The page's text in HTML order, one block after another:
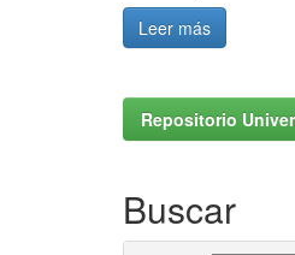
Leer más
Repositorio
Buscar